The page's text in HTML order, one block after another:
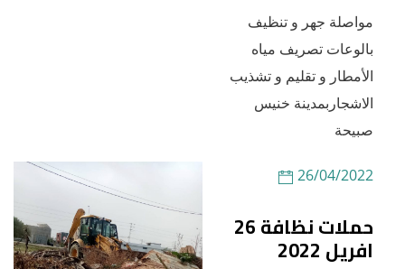
مواصلة جهر و تنظيف
بالوعات تصريف مياه
الأمطار و تقليم و تشذيب
الاشجاربمدينة خنيس
صبيحة
26/04/2022
حملات نظافة 26
افريل 2022